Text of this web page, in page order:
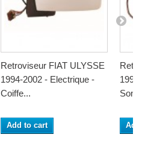
Retroviseur FIAT ULYSSE
1994-2002 - Electrique -
Coiffe...
Add to cart